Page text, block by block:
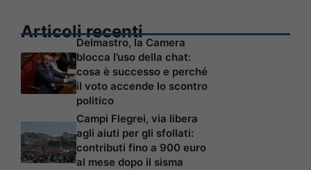
Articoli recenti
Delmastro, la Camera
blocca l’uso della chat:
cosa è successo e perché
il voto accende lo scontro
politico
Campi Flegrei, via libera
agli aiuti per gli sfollati:
contributi fino a 900 euro
al mese dopo il sisma